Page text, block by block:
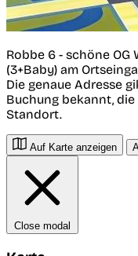
Robbe 6 - schöne OG
(3+Baby) am
Die genaue Adresse
Buchung bekannt,
Standort.
Auf Karte anzeigen
Close modal